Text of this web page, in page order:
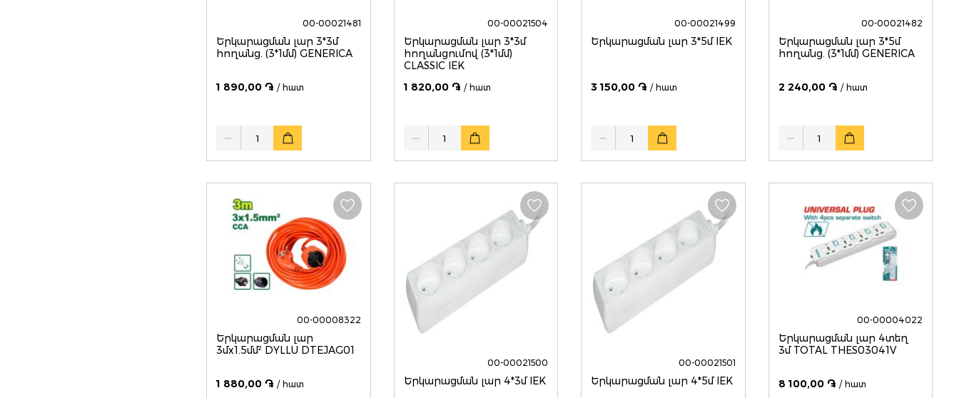
00-00021481
Երկարացման լար 3*3մ
հողանց. (3*1մմ) GENERICA
1 890,00 ֏ / հատ
00-00021504
Երկարացման լար 3*3մ
հողանցումով (3*1մմ)
CLASSIC IEK
1 820,00 ֏ / հատ
00-00021499
Երկարացման լար 3*5մ IEK
3 150,00 ֏ / հատ
00-00021482
Երկարացման լար 3*5մ
հողանց. (3*1մմ) GENERICA
2 240,00 ֏ / հատ
00-00008322
Երկարացման լար
3մx1.5մմ² DYLLU DTEJAG01
1 880,00 ֏ / հատ
00-00021500
Երկարացման լար 4*3մ IEK
00-00021501
Երկարացման լար 4*5մ IEK
00-00004022
Երկարացման լար 4տեղ
3մ TOTAL THES03041V
8 100,00 ֏ / հատ